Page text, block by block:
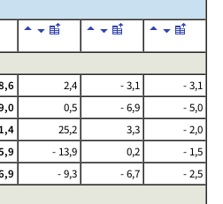
2,4 - 3,1
- 3,1
0,5 - 6,9
- 5,0
25,2 3,3
- 2,0
- 13,9 0,2
- 1,5
- 9,3 - 6,7
- 2,5